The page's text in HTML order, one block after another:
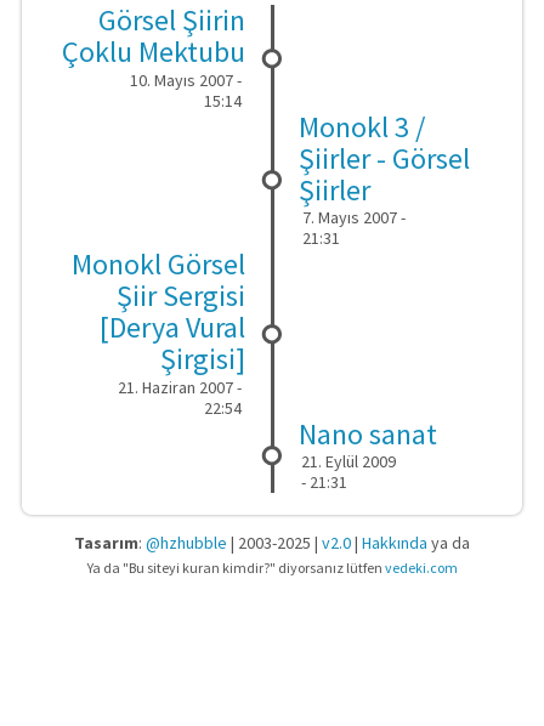
Görsel Şiirin
Çoklu Mektubu
10. Mayıs 2007 -
15:14
Monokl 3 /
Şiirler - Görsel
Şiirler
7. Mayıs 2007 -
21:31
Monokl Görsel
Şiir Sergisi
[Derya Vural
Şirgisi]
21. Haziran 2007 -
22:54
Nano sanat
21. Eylül 2009
- 21:31
Tasarım: @hzhubble | 2003-2025 | v2.0| Hakkında ya da
Ya da "Bu siteyi kuran kimdir?" diyorsanız lütfen vedeki.com